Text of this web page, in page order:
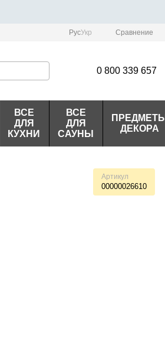
РусУкр Сравнение
0 800 339 657
ВСЕ
ДЛЯ
КУХНИ
ВСЕ
ДЛЯ
САУНЫ
ПРЕДМЕТЫ
ДЕКОРА
Артикул
00000026610